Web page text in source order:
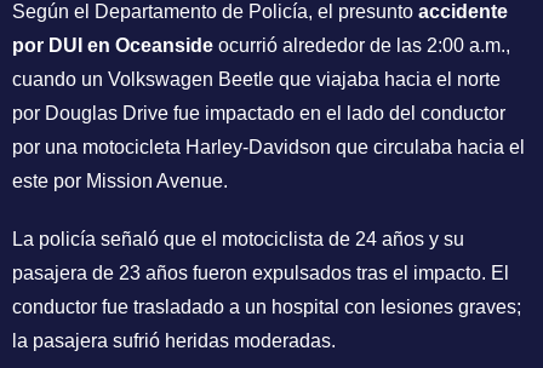
Según el Departamento de Policía, el presunto accidente
por DUI en Oceanside ocurrió alrededor de las 2:00 a.m.,
cuando un Volkswagen Beetle que viajaba hacia el norte
por Douglas Drive fue impactado en el lado del conductor
por una motocicleta Harley-Davidson que circulaba hacia el
este por Mission Avenue.
La policía señaló que el motociclista de 24 años y su
pasajera de 23 años fueron expulsados tras el impacto. El
conductor fue trasladado a un hospital con lesiones graves;
la pasajera sufrió heridas moderadas.